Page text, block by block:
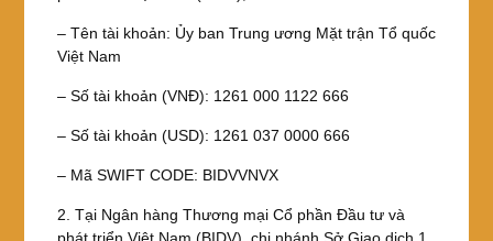
– Tên tài khoản: Ủy ban Trung ương Mặt trận Tổ quốc
Việt Nam
– Số tài khoản (VNĐ): 1261 000 1122 666
– Số tài khoản (USD): 1261 037 0000 666
– Mã SWIFT CODE: BIDVVNVX
2. Tại Ngân hàng Thương mại Cổ phần Đầu tư và